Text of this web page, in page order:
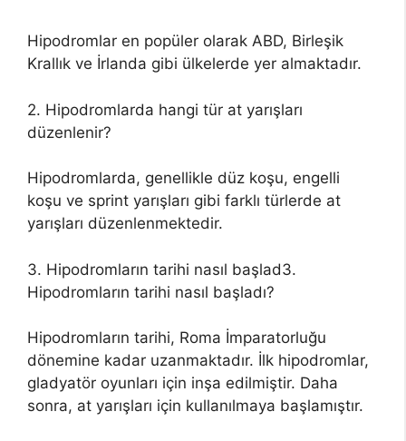
Hipodromlar en popüler olarak ABD, Birleşik
Krallık ve İrlanda gibi ülkelerde yer almaktadır.
2. Hipodromlarda hangi tür at yarışları
düzenlenir?
Hipodromlarda, genellikle düz koşu, engelli
koşu ve sprint yarışları gibi farklı türlerde at
yarışları düzenlenmektedir.
3. Hipodromların tarihi nasıl başlad3.
Hipodromların tarihi nasıl başladı?
Hipodromların tarihi, Roma İmparatorluğu
dönemine kadar uzanmaktadır. İlk hipodromlar,
gladyatör oyunları için inşa edilmiştir. Daha
sonra, at yarışları için kullanılmaya başlamıştır.